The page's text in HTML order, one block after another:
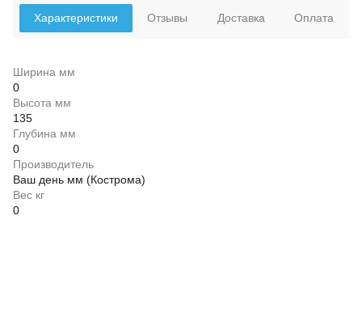
Характеристики
Ширина мм
0
Высота мм
135
Глубина мм
0
Производитель
Ваш день мм (Кострома)
Вес кг
0
Отзывы Доставка Оплата